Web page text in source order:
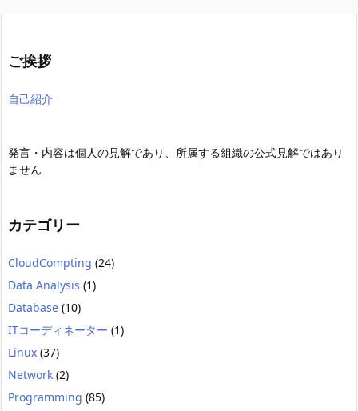
ご挨拶
自己紹介
発言・内容は個人の見解であり、所属する組織の公式見解ではあり
ません
カテゴリー
CloudCompting (24)
Data Analysis (1)
Database (10)
ITコーディネーター (1)
Linux (37)
Network (2)
Programming (85)